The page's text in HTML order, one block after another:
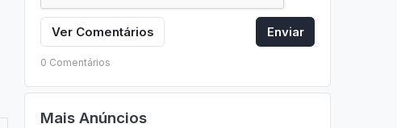
Ver Comentários Enviar
0 Comentários
Mais Anúncios